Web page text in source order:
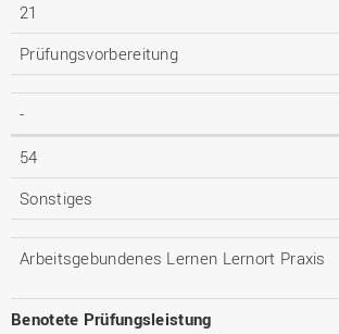
21
Prüfungsvorbereitung
-
54
Sonstiges
Arbeitsgebundenes Lernen Lernort Praxis
Benotete Prüfungsleistung